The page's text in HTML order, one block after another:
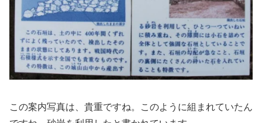
この案内写真は、貴重ですね。このように組まれていたん